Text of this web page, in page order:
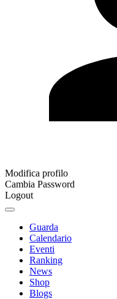
Modifica profilo
Cambia Password
Logout
Guarda
Calendario
Eventi
Ranking
News
Shop
Blogs